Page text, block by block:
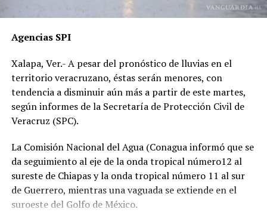
“Hoy fue mi Abraham,
mañana puede ser alguien
de tu familia. El homicida
sigue libre y operando en
las carreteras”, expresó un
familiar, exigiendo justicia.
El caso ha encendido el debate sobre la corrupción en la
Fiscalía y la impunidad que beneficia a conductores
responsables de muertes viales.
Agencias SPI
Xalapa, Ver.- A pesar del pronóstico de lluvias en el
territorio veracruzano, éstas serán menores, con
tendencia a disminuir aún más a partir de este martes,
según informes de la Secretaría de Protección Civil de
Veracruz (SPC).
La Comisión Nacional del Agua (Conagua informó que se
da seguimiento al eje de la onda tropical número12 al
sureste de Chiapas y la onda tropical número 11 al sur
de Guerrero, mientras una vaguada se extiende en el
suroeste del Golfo de México.